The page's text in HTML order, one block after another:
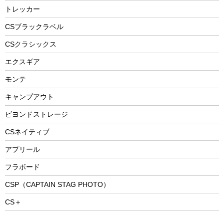
ステンレスボトル
フードボトル
トレー
ランチョンマット
ランチボックス
スプレー関係
ツール、他
エアーポンプ
アクセサリー
自転車ウェア
パラソル
フローティングベスト
エアーポンプ
ビーチテント
ウィンター
スノーシュー
防寒ウェア
トレッキング
トレッキングステッキ
トレッキングアクセサリー
プレイグッズ
ウェルネス
防災用品
トレッカー
CSブラックラベル
CSクラシックス
エクスギア
モンテ
キャンプアウト
ビヨンドストレージ
CSネイティブ
アプリール
フラボード
CSP（CAPTAIN STAG PHOTO）
CS＋